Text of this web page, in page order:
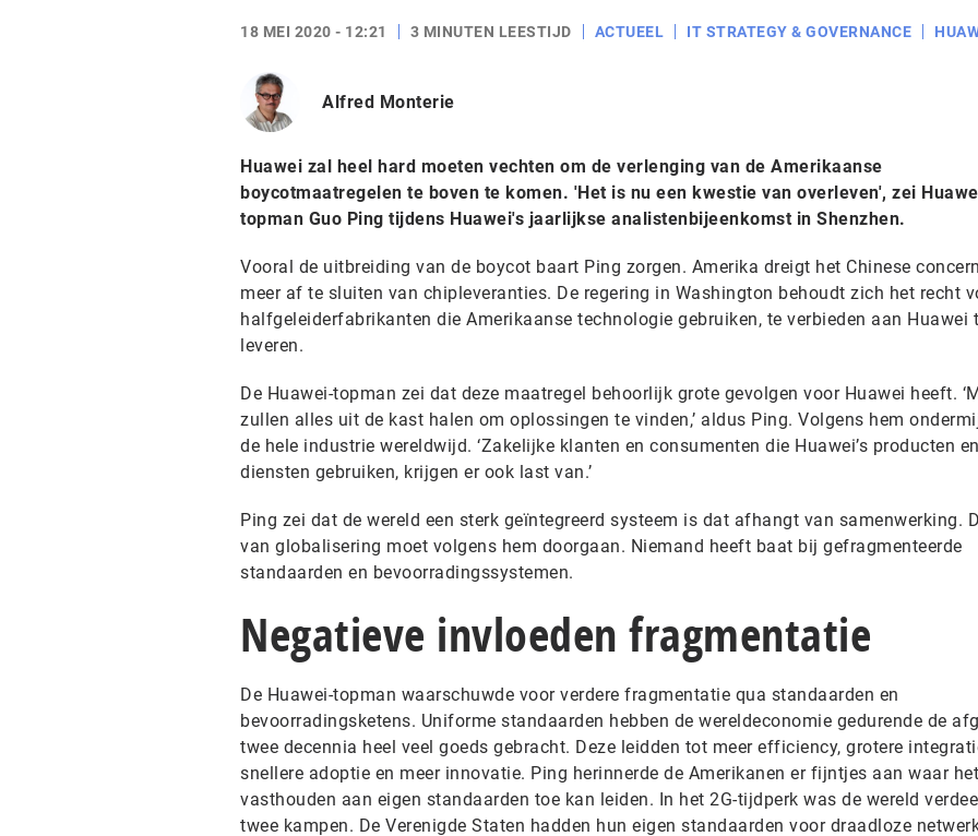
18 MEI 2020 - 12:21 3 MINUTEN LEESTIJD ACTUEEL IT STRATEGY & GOVERNANCE
Alfred Monterie
Huawei zal heel hard moeten vechten om de verlenging van de Amerikaanse
boycotmaatregelen te boven te komen. 'Het is nu een kwestie van overleven', zei
topman Guo Ping tijdens Huawei's jaarlijkse analistenbijeenkomst in Shenzhen.
Vooral de uitbreiding van de boycot baart Ping zorgen. Amerika dreigt het Chinese
meer af te sluiten van chipleveranties. De regering in Washington behoudt zich het recht
halfgeleiderfabrikanten die Amerikaanse technologie gebruiken, te verbieden aan Huawei
leveren.
De Huawei-topman zei dat deze maatregel behoorlijk grote gevolgen voor Huawei heeft.
zullen alles uit de kast halen om oplossingen te vinden,’ aldus Ping. Volgens hem
de hele industrie wereldwijd. ‘Zakelijke klanten en consumenten die Huawei’s producten en
diensten gebruiken, krijgen er ook last van.’
Ping zei dat de wereld een sterk geïntegreerd systeem is dat afhangt van samenwerking.
van globalisering moet volgens hem doorgaan. Niemand heeft baat bij gefragmenteerde
standaarden en bevoorradingssystemen.
Negatieve invloeden fragmentatie
De Huawei-topman waarschuwde voor verdere fragmentatie qua standaarden en
bevoorradingsketens. Uniforme standaarden hebben de wereldeconomie gedurende de
twee decennia heel veel goeds gebracht. Deze leidden tot meer efficiency, grotere
snellere adoptie en meer innovatie. Ping herinnerde de Amerikanen er fijntjes aan waar het
vasthouden aan eigen standaarden toe kan leiden. In het 2G-tijdperk was de wereld
twee kampen. De Verenigde Staten hadden hun eigen standaarden voor draadloze